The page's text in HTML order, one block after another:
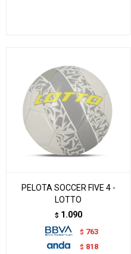
PELOTA SOCCER FIVE 4 -
LOTTO
$ 1.090
$ 763
$ 818